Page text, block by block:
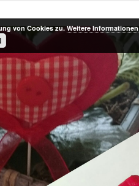
von Cookies zu.Weitere Informationen